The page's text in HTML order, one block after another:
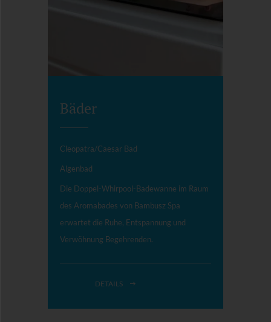
Bäder
Cleopatra/Caesar Bad
Algenbad
Die Doppel-Whirpool-Badewanne im Raum
des Aromabades von Bambusz Spa
erwartet die Ruhe, Entspannung und
Verwöhnung Begehrenden.
DETAILS